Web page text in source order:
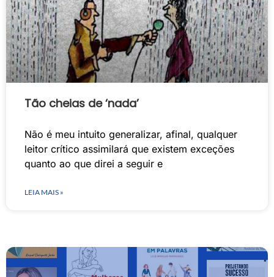
Tão cheias de ‘nada’
Não é meu intuito generalizar, afinal, qualquer
leitor crítico assimilará que existem exceções
quanto ao que direi a seguir e
LEIA MAIS »